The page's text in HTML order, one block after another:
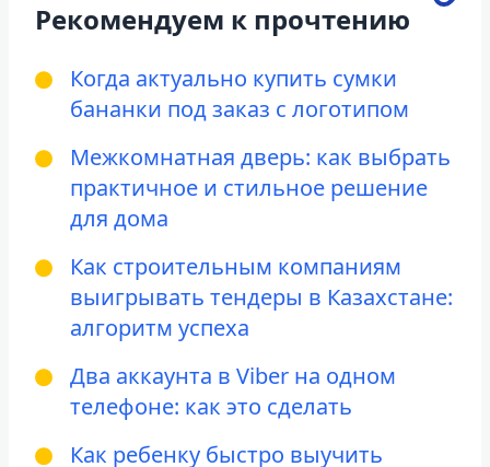
Рекомендуем к прочтению
Когда актуально купить сумки
бананки под заказ с логотипом
Межкомнатная дверь: как выбрать
практичное и стильное решение
для дома
Как строительным компаниям
выигрывать тендеры в Казахстане:
алгоритм успеха
Два аккаунта в Viber на одном
телефоне: как это сделать
Как ребенку быстро выучить